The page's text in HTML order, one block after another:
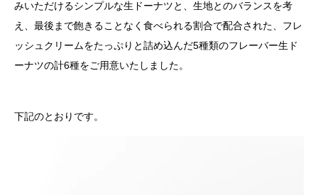
みいただけるシンプルな生ドーナツと、生地とのバランスを考
え、最後まで飽きることなく食べられる割合で配合された、フレ
ッシュクリームをたっぷりと詰め込んだ5種類のフレーバー生ド
ーナツの計6種をご用意いたしました。
下記のとおりです。